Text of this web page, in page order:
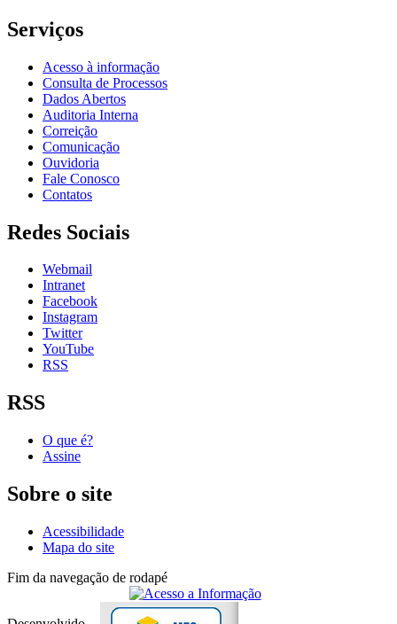
Serviços
Acesso à informação
Consulta de Processos
Dados Abertos
Auditoria Interna
Correição
Comunicação
Ouvidoria
Fale Conosco
Contatos
Redes Sociais
Webmail
Intranet
Facebook
Instagram
Twitter
YouTube
RSS
RSS
O que é?
Assine
Sobre o site
Acessibilidade
Mapa do site
Fim da navegação de rodapé